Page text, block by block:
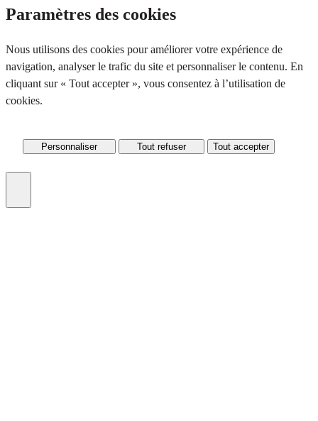
Paramètres des cookies
Nous utilisons des cookies pour améliorer votre expérience de
navigation, analyser le trafic du site et personnaliser le contenu. En
cliquant sur « Tout accepter », vous consentez à l’utilisation de
cookies.
Personnaliser Tout refuser Tout accepter